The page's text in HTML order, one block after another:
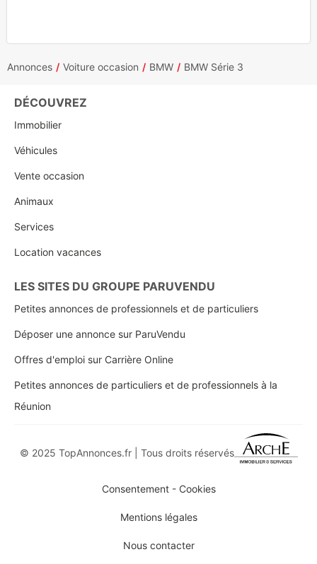
Annonces Voiture occasion BMW BMW Série 3
DÉCOUVREZ
Immobilier
Véhicules
Vente occasion
Animaux
Services
Location vacances
LES SITES DU GROUPE PARUVENDU
Petites annonces de professionnels et de particuliers
Déposer une annonce sur ParuVendu
Offres d'emploi sur Carrière Online
Petites annonces de particuliers et de professionnels à la
Réunion
© 2025 TopAnnonces.fr | Tous droits réservés
Consentement - Cookies
Mentions légales
Nous contacter